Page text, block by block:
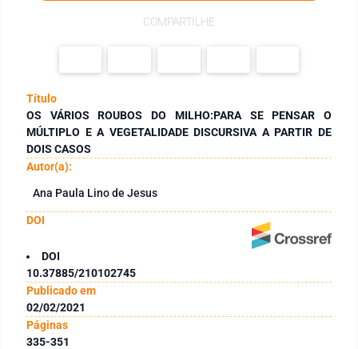
COMPARTILHE
Título
OS VÁRIOS ROUBOS DO MILHO:PARA SE PENSAR O
MÚLTIPLO E A VEGETALIDADE DISCURSIVA A PARTIR DE
DOIS CASOS
Autor(a):
Ana Paula Lino de Jesus
DOI
DOI
10.37885/210102745
Publicado em
02/02/2021
Páginas
335-351